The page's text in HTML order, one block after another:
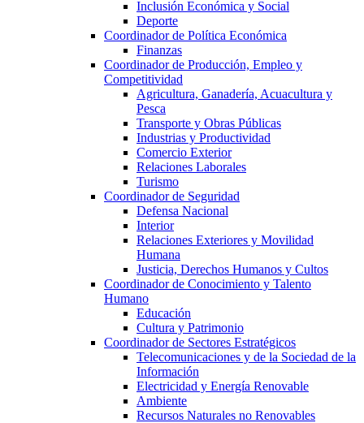
Inclusión Económica y Social
Deporte
Coordinador de Política Económica
Finanzas
Coordinador de Producción, Empleo y
Competitividad
Agricultura, Ganadería, Acuacultura y
Pesca
Transporte y Obras Públicas
Industrias y Productividad
Comercio Exterior
Relaciones Laborales
Turismo
Coordinador de Seguridad
Defensa Nacional
Interior
Relaciones Exteriores y Movilidad
Humana
Justicia, Derechos Humanos y Cultos
Coordinador de Conocimiento y Talento
Humano
Educación
Cultura y Patrimonio
Coordinador de Sectores Estratégicos
Telecomunicaciones y de la Sociedad de la
Información
Electricidad y Energía Renovable
Ambiente
Recursos Naturales no Renovables